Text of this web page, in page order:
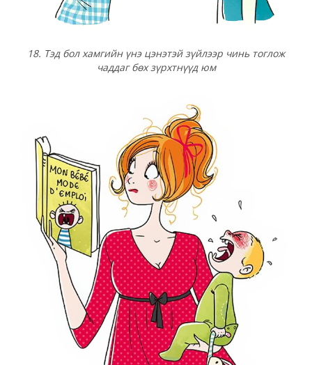
18. Тэд бол хамгийн үнэ цэнэтэй зүйлээр чинь тоглож
чаддаг бөх зүрхтнүүд юм